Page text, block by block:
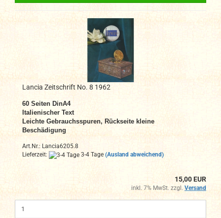
Lancia Zeitschrift No. 8 1962
60 Seiten DinA4
Italienischer Text
Leichte Gebrauchsspuren, Rückseite kleine
Beschädigung
Art.Nr.: Lancia6205.8
Lieferzeit:
3-4 Tage (Ausland abweichend)
15,00 EUR
inkl. 7% MwSt. zzgl. Versand